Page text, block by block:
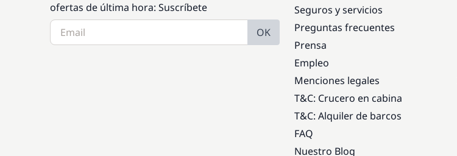
ofertas de última hora: Suscríbete
OK
Seguros y servicios
Preguntas frecuentes
Prensa
Empleo
Menciones legales
T&C: Crucero en cabina
T&C: Alquiler de barcos
FAQ
Nuestro Blog